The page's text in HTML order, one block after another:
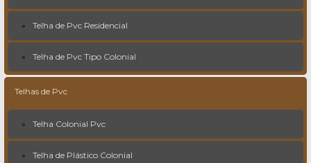
Telha de Pvc Residencial
Telha de Pvc Tipo Colonial
Telhas de Pvc
Telha Colonial Pvc
Telha de Plástico Colonial